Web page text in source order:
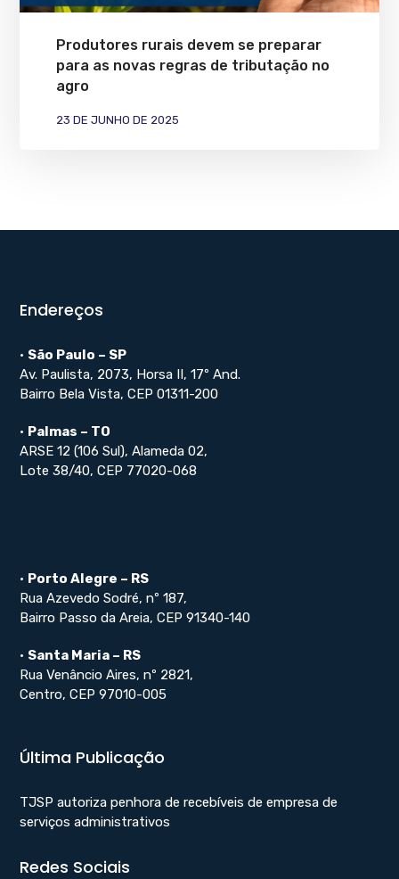
Produtores rurais devem se preparar
para as novas regras de tributação no
agro
23 DE JUNHO DE 2025
Endereços
• São Paulo – SP
Av. Paulista, 2073, Horsa II, 17º And.
Bairro Bela Vista, CEP 01311-200
• Palmas – TO
ARSE 12 (106 Sul), Alameda 02,
Lote 38/40, CEP 77020-068
• Porto Alegre – RS
Rua Azevedo Sodré, nº 187,
Bairro Passo da Areia, CEP 91340-140
• Santa Maria – RS
Rua Venâncio Aires, nº 2821,
Centro, CEP 97010-005
Última Publicação
TJSP autoriza penhora de recebíveis de empresa de
serviços administrativos
Redes Sociais